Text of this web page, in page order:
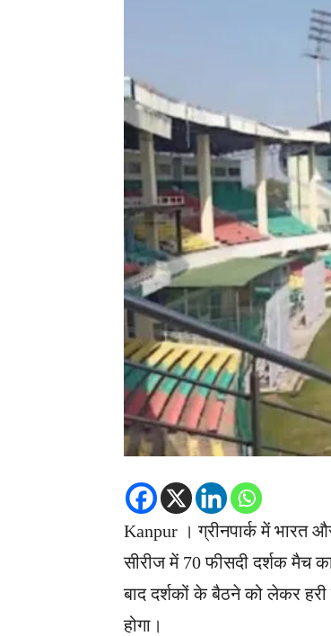
Kanpur । ग्रीनपार्क में भारत
सीरीज में 70 फीसदी दर्शक मैच
बाद दर्शकों के बैठने को लेकर हरी
होगा।